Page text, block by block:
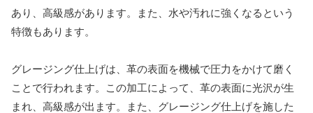
あり、高級感があります。また、水や汚れに強くなるという
特徴もあります。
グレージング仕上げは、革の表面を機械で圧力をかけて磨く
ことで行われます。この加工によって、革の表面に光沢が生
まれ、高級感が出ます。また、グレージング仕上げを施した